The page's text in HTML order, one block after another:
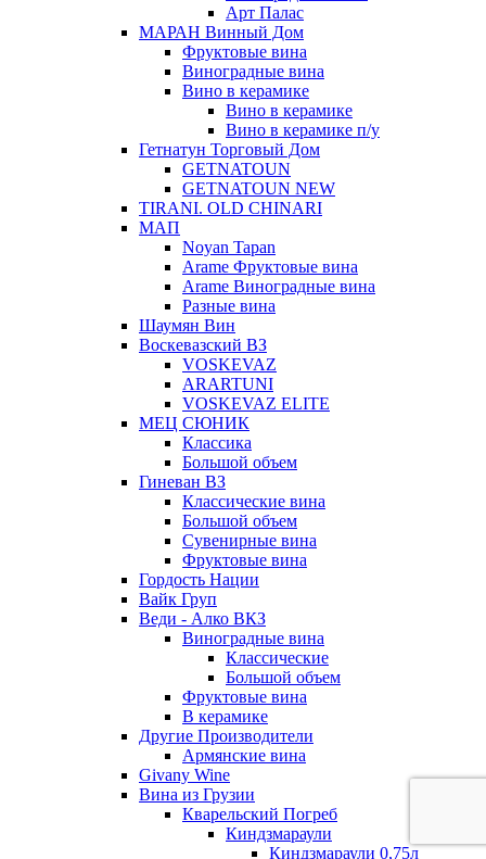
Арт Палас
МАРАН Винный Дом
Фруктовые вина
Виноградные вина
Вино в керамике
Вино в керамике
Вино в керамике п/у
Гетнатун Торговый Дом
GETNATOUN
GETNATOUN NEW
TIRANI. OLD CHINARI
МАП
Noyan Tapan
Arame Фруктовые вина
Arame Виноградные вина
Разные вина
Шаумян Вин
Воскевазский ВЗ
VOSKEVAZ
ARARTUNI
VOSKEVAZ ELITE
МЕЦ СЮНИК
Классика
Большой объем
Гиневан ВЗ
Классические вина
Большой объем
Сувенирные вина
Фруктовые вина
Гордость Нации
Вайк Груп
Веди - Алко ВКЗ
Виноградные вина
Классические
Большой объем
Фруктовые вина
В керамике
Другие Производители
Армянские вина
Givany Wine
Вина из Грузии
Кварельский Погреб
Киндзмараули
Киндзмараули 0,75л